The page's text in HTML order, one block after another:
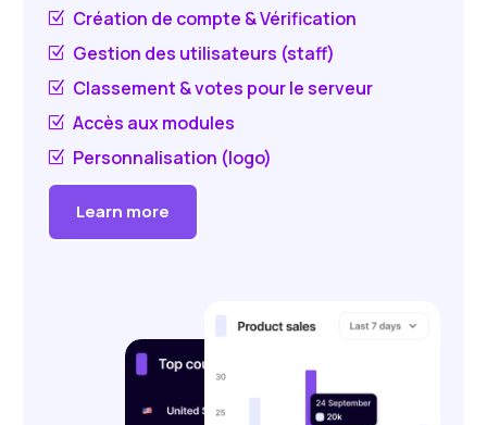
Z Création de compte & Vérification
Z Gestion des utilisateurs (staff)
Z Classement & votes pour le serveur
Z Accès aux modules
Z Personnalisation (logo)
Learn more